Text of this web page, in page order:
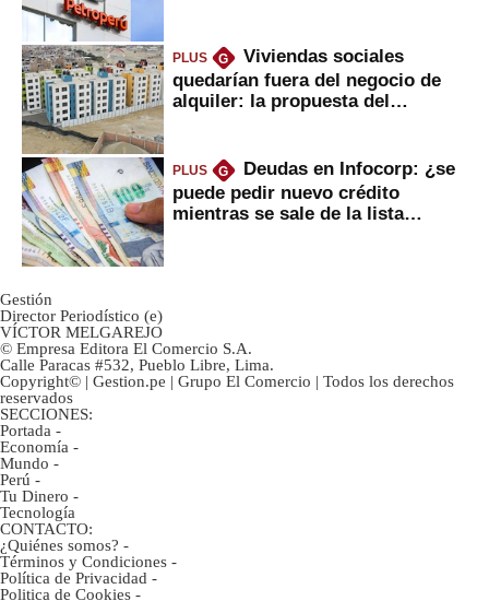
PLUS G
Viviendas sociales
quedarían fuera del negocio de
alquiler: la propuesta del
PLUS G
Deudas en Infocorp: ¿se
puede pedir nuevo crédito
mientras se sale de la lista
Gestión
Director Periodístico (e)
VÍCTOR MELGAREJO
© Empresa Editora El Comercio S.A.
Calle Paracas #532, Pueblo Libre, Lima.
Copyright© | Gestion.pe | Grupo El Comercio | Todos los derechos
reservados
SECCIONES:
Portada -
Economía -
Mundo -
Perú -
Tu Dinero -
Tecnología
CONTACTO:
¿Quiénes somos? -
Términos y Condiciones -
Política de Privacidad -
Politica de Cookies -